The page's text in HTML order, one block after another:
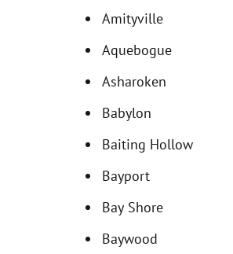
Amityville
Aquebogue
Asharoken
Babylon
Baiting Hollow
Bayport
Bay Shore
Baywood